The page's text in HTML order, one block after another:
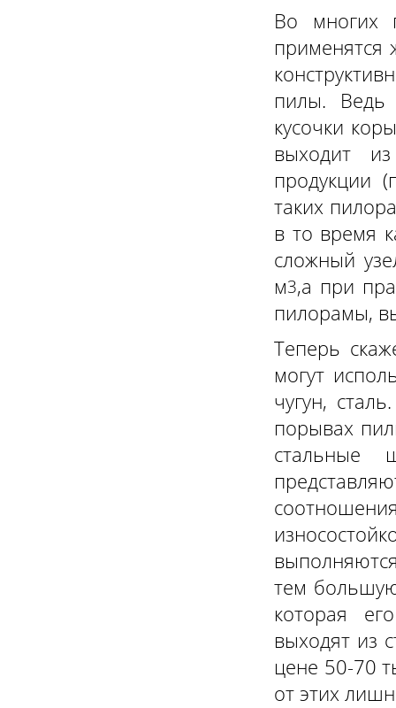
Во многих
применятся
пилы. Ведь
кусочки
выходит
продукции
таких
в то время
сложный
м3,а при
пилорамы,
Теперь
могут
чугун,
порывах
стальные
тем
которая
выходят из
цене 50-70
от этих